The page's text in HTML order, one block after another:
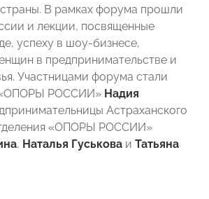
В рамках форума прошли
и лекции, посвященные
успеху в шоу-бизнесе,
в предпринимательстве и
Участницами форума стали
«ОПОРЫ РОССИИ» Надия
Астраханского
«ОПОРЫ РОССИИ»
, Наталья Гуськова и Татьяна